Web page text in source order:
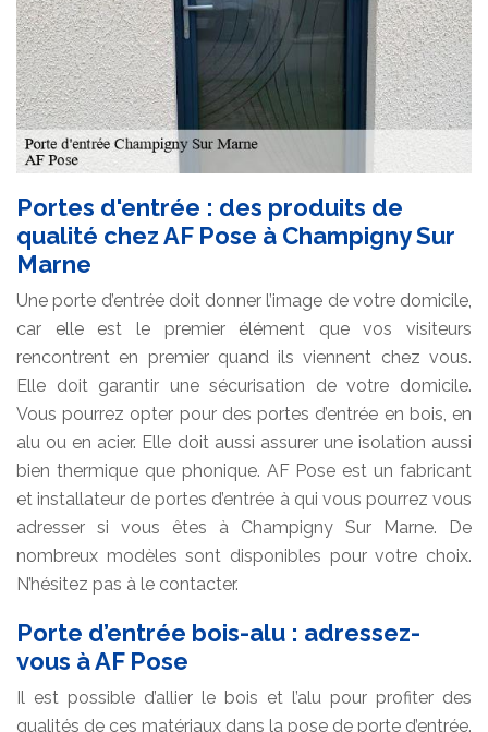
Portes d'entrée : des produits de
qualité chez AF Pose à Champigny Sur
Marne
Une porte d’entrée doit donner l’image de votre domicile,
car elle est le premier élément que vos visiteurs
rencontrent en premier quand ils viennent chez vous.
Elle doit garantir une sécurisation de votre domicile.
Vous pourrez opter pour des portes d’entrée en bois, en
alu ou en acier. Elle doit aussi assurer une isolation aussi
bien thermique que phonique. AF Pose est un fabricant
et installateur de portes d’entrée à qui vous pourrez vous
adresser si vous êtes à Champigny Sur Marne. De
nombreux modèles sont disponibles pour votre choix.
N’hésitez pas à le contacter.
Porte d’entrée bois-alu : adressez-
vous à AF Pose
Il est possible d’allier le bois et l’alu pour profiter des
qualités de ces matériaux dans la pose de porte d’entrée.